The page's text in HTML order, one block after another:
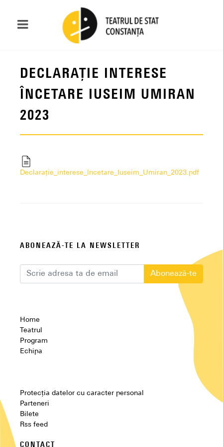
DECLARAȚIE INTERESE
ÎNCETARE IUSEIM UMIRAN
2023
Declarație_interese_încetare_Iuseim_Umiran_2023.pdf
ABONEAZĂ-TE LA NEWSLETTER
Abonează-te
Home
Teatrul
Program
Echipa
Protecția datelor cu caracter personal
Parteneri
Bilete
Rss feed
CONTACT